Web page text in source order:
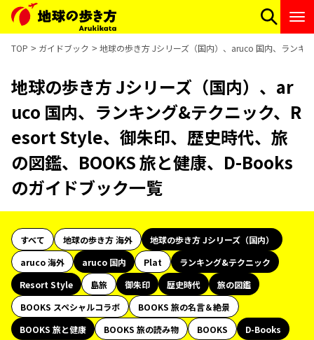
TOP ガイドブック 地球の歩き方 Jシリーズ（国内）、aruco 国内、ランキ
地球の歩き方 Jシリーズ（国内）、ar
uco 国内、ランキング&テクニック、R
esort Style、御朱印、歴史時代、旅
の図鑑、BOOKS 旅と健康、D-Books
のガイドブック一覧
すべて 地球の歩き方 海外
地球の歩き方 Jシリーズ（国内）
aruco 海外
aruco 国内 Plat
ランキング&テクニック
Resort Style
島旅 御朱印 歴史時代
旅の図鑑
BOOKS スペシャルコラボ
BOOKS 旅の名言＆絶景
BOOKS 旅と健康
BOOKS 旅の読み物 BOOKS
D-Books